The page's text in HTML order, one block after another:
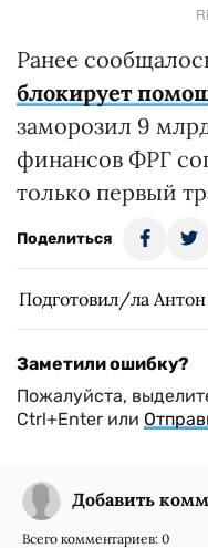
Ранее
блокирует
заморозил 9
финансов ФРГ
только первый
Поделиться
Подготовил/ла
Заметили ошибку?
Пожалуйста,
Ctrl+Enter или
Добавить
Всего комментариев: 0